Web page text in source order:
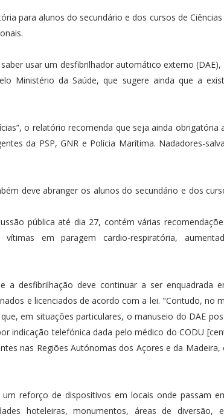
para alunos do secundário e dos cursos de
usar um desfibrilhador automático externo
Ministério da Saúde, que sugere ainda que a
o relatório recomenda que seja ainda
da PSP, GNR e Polícia Marítima. Nadadores-
deve abranger os alunos do secundário e dos
pública até dia 27, contém várias
em paragem cardio-respiratória,
a desfibrilhação deve continuar a ser enquadrada
e licenciados de acordo com a lei. "Contudo, no
em situações particulares, o manuseio do DAE
indicação telefónica dada pelo médico do CODU
nas Regiões Autónomas dos Açores e da
reforço de dispositivos em locais onde passam
hoteleiras, monumentos, áreas de diversão,